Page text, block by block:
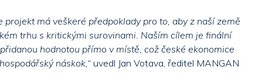
projekt má veškeré předpoklady pro to, aby z naší země
trhu s kritickými surovinami. Naším cílem je finální
hodnotou přímo v místě, což české ekonomice
náskok,“uvedl Jan Votava, ředitel MANGAN